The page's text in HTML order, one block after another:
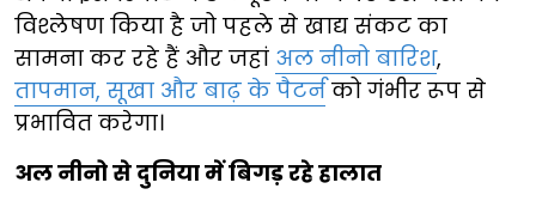
विश्लेषण किया है जो पहले से खाद्य संकट का
सामना कर रहे हैं और जहां अल नीनो बारिश,
तापमान, सूखा और बाढ़ के पैटर्नको गंभीर रूप से
प्रभावित करेगा।
अल नीनो से दुनिया में बिगड़ रहे हालात